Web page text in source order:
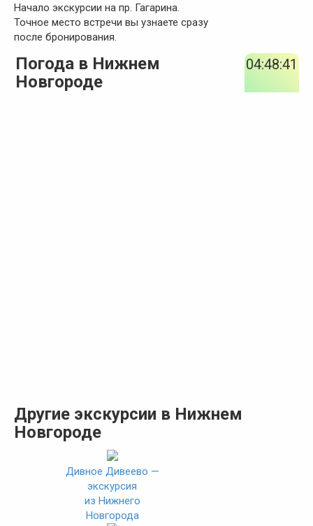
Начало экскурсии на пр. Гагарина.
Точное место встречи вы узнаете сразу
после бронирования.
Погода в Нижнем
Новгороде
04:48:42
Другие экскурсии в Нижнем
Новгороде
Дивное Дивеево —
экскурсия
из Нижнего
Новгорода